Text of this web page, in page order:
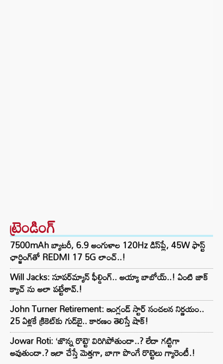
ట్రెండింగ్‌
7500mAh బ్యాటరీ, 6.9 అంగుళాల 120Hz డిస్‌ప్లే, 45W ఫాస్ట్
ఛార్జింగ్‌తో REDMI 17 5G లాంచ్..!
Will Jacks: సూపర్‌మ్యాన్ ఫీల్డింగ్.. అయ్యా బాబోయ్..! ఏంటి జాక్
క్యాచ్ ను అలా పట్టేశావ్.!
John Turner Retirement: ఇంగ్లండ్ స్టార్ సంచలన నిర్ణయం..
25 ఏళ్లకే క్రికెట్‌కు గుడ్‌బై.. కారణం తెలిస్తే షాక్!
Jowar Roti: ‘జొన్న రొట్టె’ విరిగిపోతుందా..? లేదా గట్టిగా
అవుతుందా.? ఇలా చేస్తే మెత్తగా, బాగా పొంగే రొట్టెలు గ్యారెంటీ.!